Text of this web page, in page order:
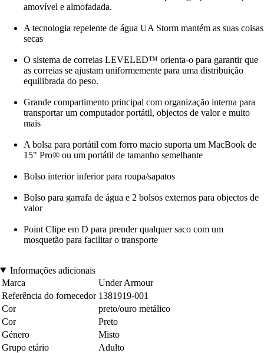
amovível e almofadada.
A tecnologia repelente de água UA Storm mantém as suas coisas
secas
O sistema de correias LEVELED™ orienta-o para garantir que
as correias se ajustam uniformemente para uma distribuição
equilibrada do peso.
Grande compartimento principal com organização interna para
transportar um computador portátil, objectos de valor e muito
mais
A bolsa para portátil com forro macio suporta um MacBook de
15" Pro® ou um portátil de tamanho semelhante
Bolso interior inferior para roupa/sapatos
Bolso para garrafa de água e 2 bolsos externos para objectos de
valor
Point Clipe em D para prender qualquer saco com um
mosquetão para facilitar o transporte
Informações adicionais
Marca
Under Armour
Referência do fornecedor 1381919-001
Cor
preto/ouro metálico
Cor
Preto
Género
Misto
Grupo etário
Adulto